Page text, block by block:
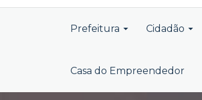
Prefeitura Cidadão
Casa do Empreendedor